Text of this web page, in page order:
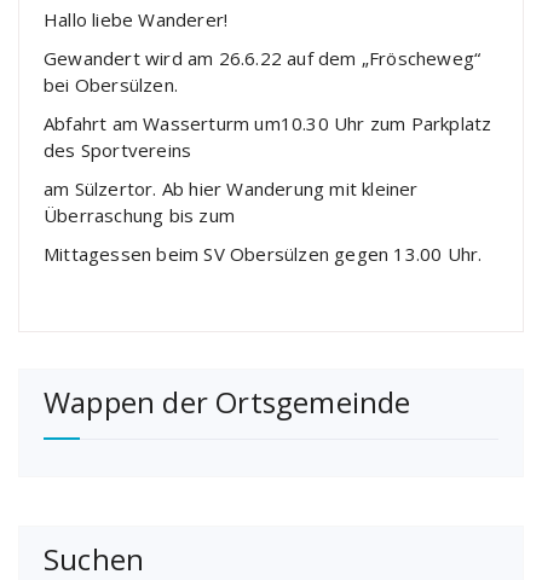
Hallo liebe Wanderer!
Gewandert wird am 26.6.22 auf dem „Fröscheweg“
bei Obersülzen.
Abfahrt am Wasserturm um10.30 Uhr zum Parkplatz
des Sportvereins
am Sülzertor. Ab hier Wanderung mit kleiner
Überraschung bis zum
Mittagessen beim SV Obersülzen gegen 13.00 Uhr.
Wappen der Ortsgemeinde
Suchen